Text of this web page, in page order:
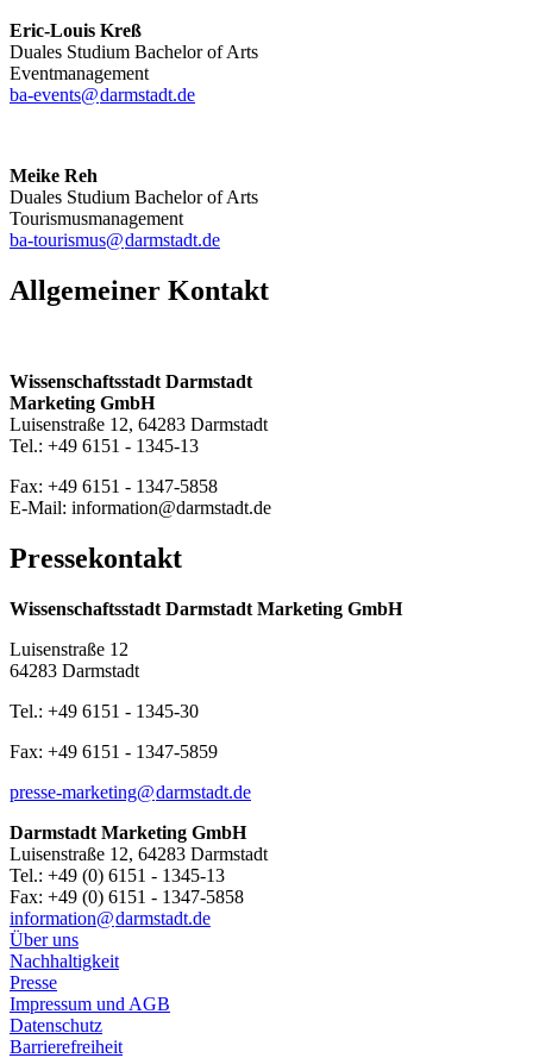
Eric-Louis Kreß
Duales Studium Bachelor of Arts
Eventmanagement
ba-events@darmstadt.de
Meike Reh
Duales Studium Bachelor of Arts
Tourismusmanagement
ba-tourismus@darmstadt.de
Allgemeiner Kontakt
Wissenschaftsstadt Darmstadt
Marketing GmbH
Luisenstraße 12, 64283 Darmstadt
Tel.: +49 6151 - 1345-13
Fax: +49 6151 - 1347-5858
E-Mail: information@darmstadt.de
Pressekontakt
Wissenschaftsstadt Darmstadt Marketing GmbH
Luisenstraße 12
64283 Darmstadt
Tel.: +49 6151 - 1345-30
Fax: +49 6151 - 1347-5859
presse-marketing@darmstadt.de
Darmstadt Marketing GmbH
Luisenstraße 12, 64283 Darmstadt
Tel.: +49 (0) 6151 - 1345-13
Fax: +49 (0) 6151 - 1347-5858
information@darmstadt.de
Über uns
Nachhaltigkeit
Presse
Impressum und AGB
Datenschutz
Barrierefreiheit